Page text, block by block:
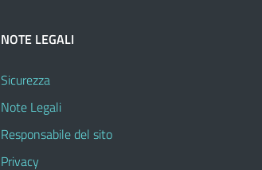
NOTE LEGALI
Sicurezza
Note Legali
Responsabile del sito
Privacy